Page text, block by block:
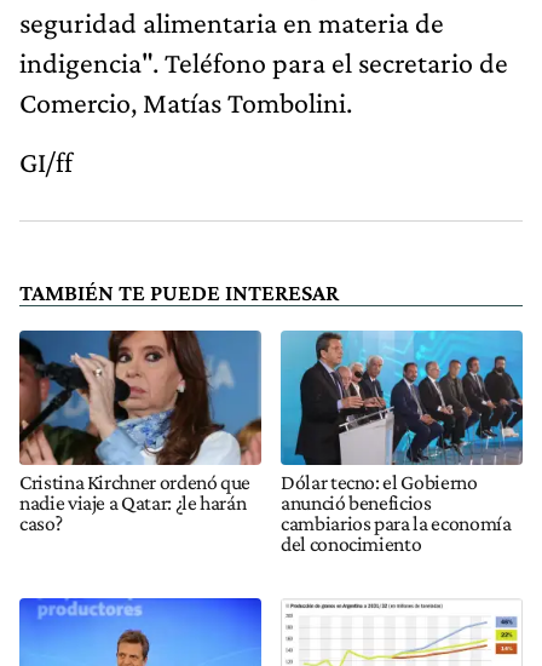
seguridad alimentaria en materia de
indigencia". Teléfono para el secretario de
Comercio, Matías Tombolini.
GI/ff
TAMBIÉN TE PUEDE INTERESAR
Cristina Kirchner ordenó que
nadie viaje a Qatar: ¿le harán
caso?
Dólar tecno: el Gobierno
anunció beneficios
cambiarios para la economía
del conocimiento